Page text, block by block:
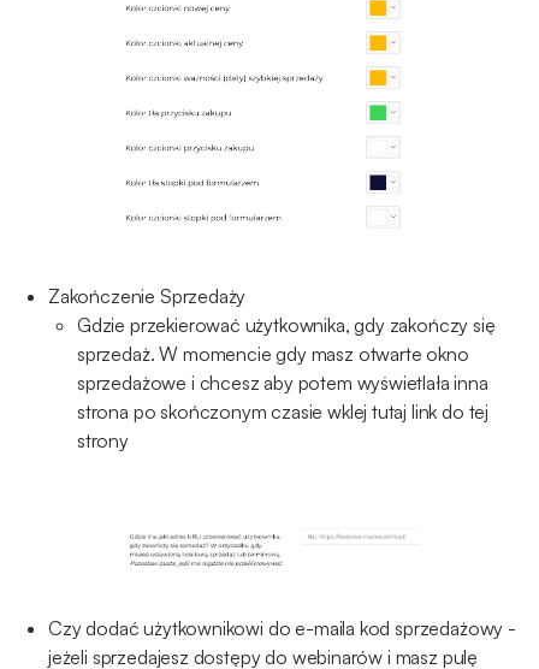
Zakończenie Sprzedaży
Gdzie przekierować użytkownika, gdy zakończy się
sprzedaż. W momencie gdy masz otwarte okno
sprzedażowe i chcesz aby potem wyświetlała inna
strona po skończonym czasie wklej tutaj link do tej
strony
Czy dodać użytkownikowi do e-maila kod sprzedażowy -
jeżeli sprzedajesz dostępy do webinarów i masz pulę